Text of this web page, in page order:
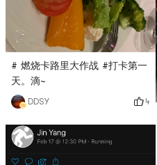
# 燃烧卡路里大作战 #打卡第一
天。滴~
DDSY 4